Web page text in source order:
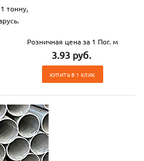
тонну,
Розничная цена за 1 Пог. м
3.93 руб.
КУПИТЬ В 1 КЛИК